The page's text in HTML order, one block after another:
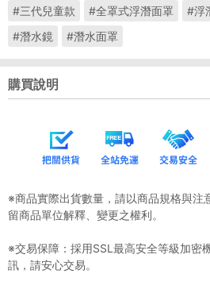
#三代兒童款
#全罩式浮潛面罩 #浮
#潛水鏡
#潛水面罩
購買說明
※商品實際出貨數量，請以商品規格與注
留商品單位解釋、變更之權利。
※交易保障：採用SSL最高安全等級加密
訊，請安心交易。